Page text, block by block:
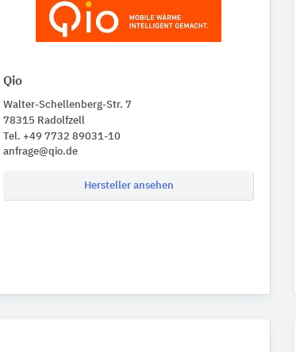
Qio
Walter-Schellenberg-Str. 7
78315 Radolfzell
Tel. +49 7732 89031-10
anfrage@qio.de
Hersteller ansehen